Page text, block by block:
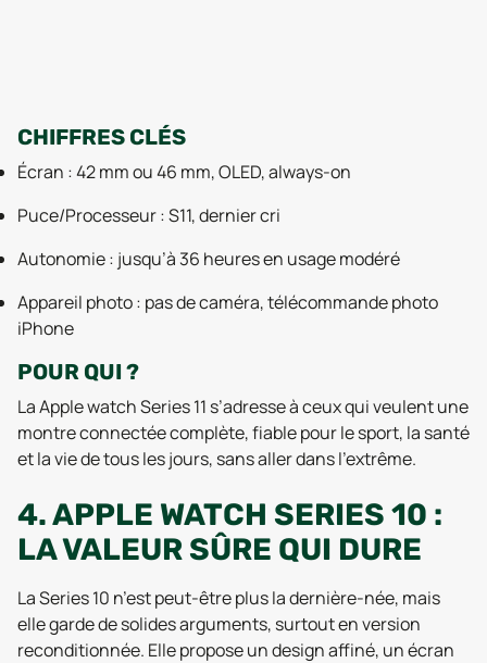
CHIFFRES CLÉS
Écran : 42 mm ou 46 mm, OLED, always-on
Puce/Processeur : S11, dernier cri
Autonomie : jusqu’à 36 heures en usage modéré
Appareil photo : pas de caméra, télécommande photo
iPhone
POUR QUI ?
La Apple watch Series 11 s’adresse à ceux qui veulent une
montre connectée complète, fiable pour le sport, la santé
et la vie de tous les jours, sans aller dans l’extrême.
4. APPLE WATCH SERIES 10 :
LA VALEUR SÛRE QUI DURE
La Series 10 n’est peut-être plus la dernière-née, mais
elle garde de solides arguments, surtout en version
reconditionnée. Elle propose un design affiné, un écran